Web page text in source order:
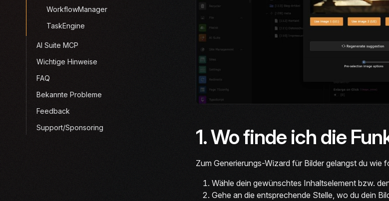
1. Wo finde ich die
Zum Generierungs-Wizard für Bilder gelangst du wie
Wähle dein gewünschtes Inhaltselement bzw.
Gehe an die entsprechende Stelle, wo du dein
WorkflowManager
TaskEngine
AI Suite MCP
Wichtige Hinweise
FAQ
Bekannte Probleme
Feedback
Support/Sponsoring